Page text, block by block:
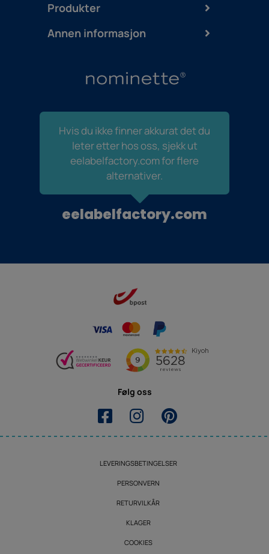
Produkter
Annen informasjon
Hvis du ikke finner akkurat det du
leter etter hos oss, sjekk ut
eelabelfactory.com for flere
alternativer.
eelabelfactory.com
Følg oss
LEVERINGSBETINGELSER
PERSONVERN
RETURVILKÅR
KLAGER
COOKIES